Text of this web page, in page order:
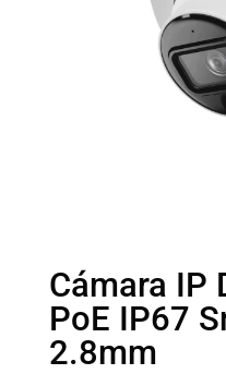
Cámara IP
PoE IP67
2.8mm